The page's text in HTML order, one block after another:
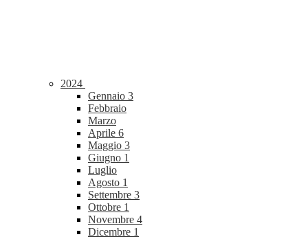
2024
Gennaio 3
Febbraio
Marzo
Aprile 6
Maggio 3
Giugno 1
Luglio
Agosto 1
Settembre 3
Ottobre 1
Novembre 4
Dicembre 1